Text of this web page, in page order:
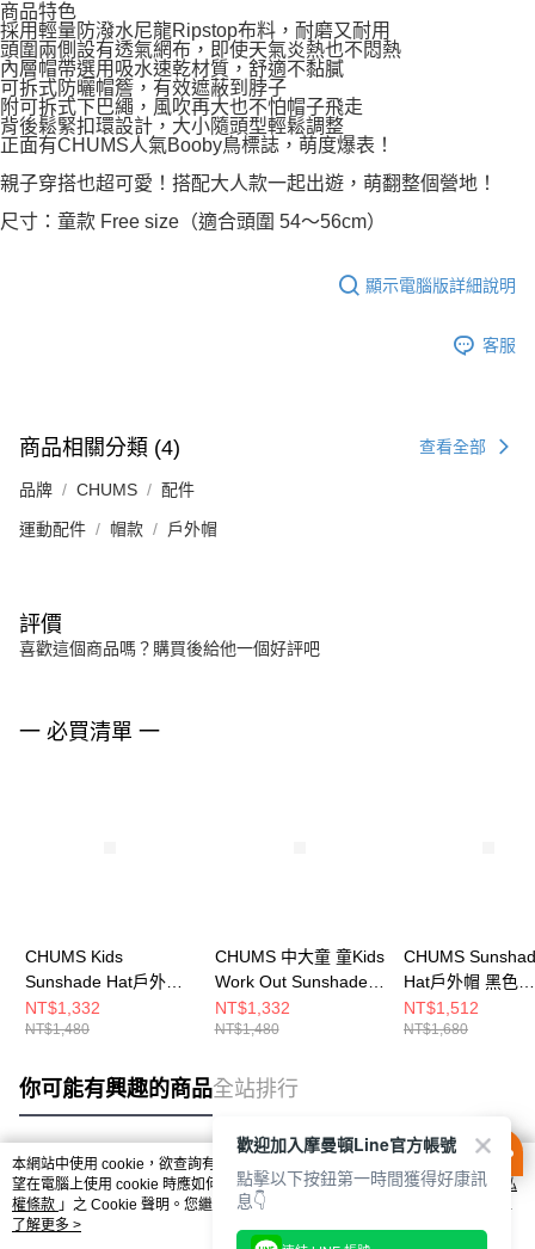
商品特色
採用輕量防潑水尼龍Ripstop布料，耐磨又耐用
頭圍兩側設有透氣網布，即使天氣炎熱也不悶熱
內層帽帶選用吸水速乾材質，舒適不黏膩
可拆式防曬帽簷，有效遮蔽到脖子
附可拆式下巴繩，風吹再大也不怕帽子飛走
背後鬆緊扣環設計，大小隨頭型輕鬆調整
正面有CHUMS人氣Booby鳥標誌，萌度爆表！
親子穿搭也超可愛！搭配大人款一起出遊，萌翻整個營地！
尺寸：童款 Free size（適合頭圍 54～56cm）
顯示電腦版詳細說明
客服
商品相關分類 (4) 查看全部
品牌 CHUMS 配件
運動配件 帽款 戶外帽
評價
喜歡這個商品嗎？購買後給他一個好評吧
一 必買清單 一
CHUMS Kids
Sunshade Hat戶外帽
Navy Crazy
CH251075C075
NT$1,332
NT$1,480
CHUMS 中大童 童Kids
Work Out Sunshade
Hat戶外帽(UV CUT)
CH251062C004
NT$1,332
NT$1,480
CHUMS
Hat戶外帽 黑色
CH051471K001
NT$1,512
NT$1,680
你可能有興趣的商品全站排行
熱門標籤
本網站中使用 cookie，欲查詢有關本網站使用 cookie 方式之詳情，及若您不希
望在電腦上使用 cookie 時應如何變更電腦的 cookie 設定，請參閱本網站「
隱私
權條款 」之 Cookie 聲明。您繼續使用本網站即表示您同意本公司得按本網站使
用條款之 Cookie 聲明使用 cookie。
了解更多 >
歡迎加入摩曼頓Line官方帳號
點擊以下按鈕第一時間獲得好康訊
息👇